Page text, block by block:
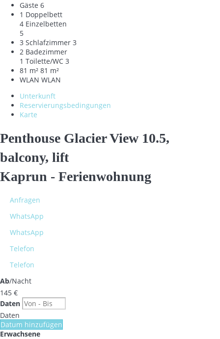
Gäste 6
1 Doppelbett
4 Einzelbetten
5
3 Schlafzimmer 3
2 Badezimmer
1 Toilette/WC 3
81 m² 81 m²
WLAN WLAN
Unterkunft
Reservierungsbedingungen
Karte
Penthouse Glacier View 10.5,
balcony, lift
Kaprun - Ferienwohnung
Anfragen
WhatsApp
WhatsApp
Telefon
Telefon
Ab/Nacht
145 €
Daten
Daten
Datum hinzufügen
Erwachsene